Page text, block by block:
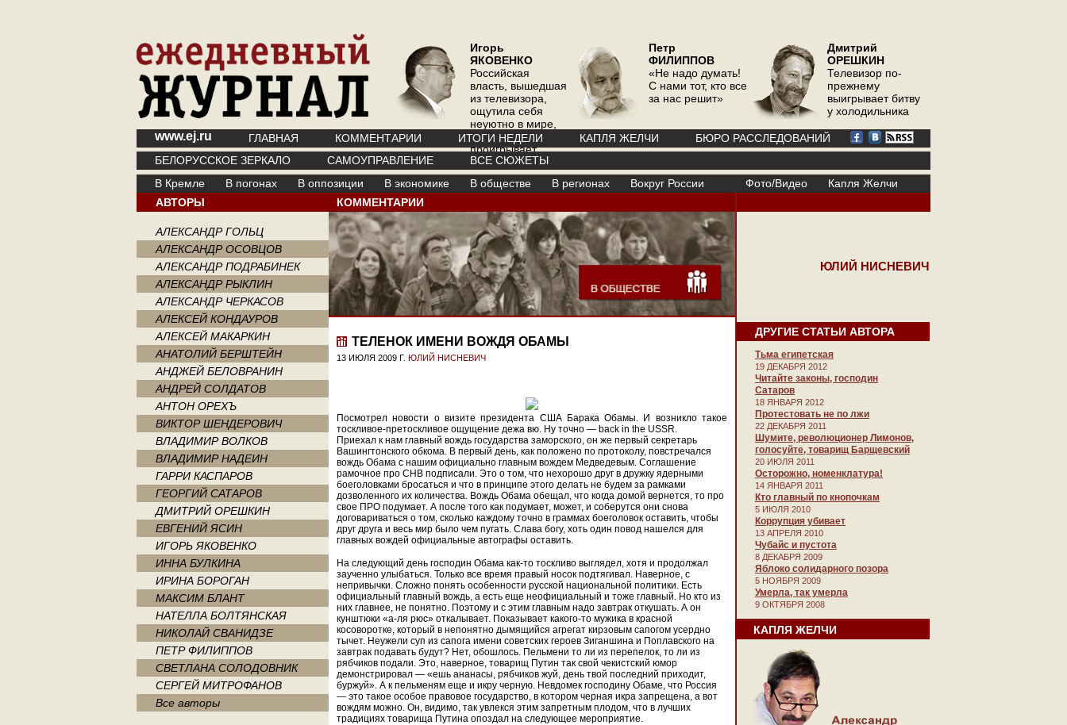
Игорь
ЯКОВЕНКО
Российская
власть, вышедшая
из телевизора,
ощутила себя
неуютно в мире,
где телевизор
проигрывает
интернету
Петр
ФИЛИППОВ
«Не надо думать!
С нами тот, кто все
за нас решит»
Дмитрий
ОРЕШКИН
Телевизор по-
прежнему
выигрывает битву
у холодильника
www.ej.ru ГЛАВНАЯ КОММЕНТАРИИ ИТОГИ НЕДЕЛИ КАПЛЯ ЖЕЛЧИ
БЮРО РАССЛЕДОВАНИЙ
БЕЛОРУССКОЕ ЗЕРКАЛО
САМОУПРАВЛЕНИЕ
ВСЕ СЮЖЕТЫ
В Кремле
В погонах В оппозиции В экономике В обществе В регионах Вокруг России Фото/Видео
Капля Желчи
АВТОРЫ
АЛЕКСАНДР ГОЛЬЦ
АЛЕКСАНДР ОСОВЦОВ
АЛЕКСАНДР ПОДРАБИНЕК
АЛЕКСАНДР РЫКЛИН
АЛЕКСАНДР ЧЕРКАСОВ
АЛЕКСЕЙ КОНДАУРОВ
АЛЕКСЕЙ МАКАРКИН
АНАТОЛИЙ БЕРШТЕЙН
АНДЖЕЙ БЕЛОВРАНИН
АНДРЕЙ СОЛДАТОВ
АНТОН ОРЕХЪ
ВИКТОР ШЕНДЕРОВИЧ
ВЛАДИМИР ВОЛКОВ
ВЛАДИМИР НАДЕИН
ГАРРИ КАСПАРОВ
ГЕОРГИЙ САТАРОВ
ДМИТРИЙ ОРЕШКИН
ЕВГЕНИЙ ЯСИН
ИГОРЬ ЯКОВЕНКО
ИННА БУЛКИНА
ИРИНА БОРОГАН
МАКСИМ БЛАНТ
НАТЕЛЛА БОЛТЯНСКАЯ
НИКОЛАЙ СВАНИДЗЕ
ПЕТР ФИЛИППОВ
СВЕТЛАНА СОЛОДОВНИК
СЕРГЕЙ МИТРОФАНОВ
Все авторы
КОММЕНТАРИИ
ТЕЛЕНОК ИМЕНИ ВОЖДЯ ОБАМЫ
13 ИЮЛЯ 2009 Г. ЮЛИЙ НИСНЕВИЧ
Посмотрел новости о визите президента США Барака Обамы. И возникло такое
тоскливое-претоскливое ощущение дежа вю. Ну точно — back in the USSR.
Приехал к нам главный вождь государства заморского, он же первый секретарь
Вашингтонского обкома. В первый день, как положено по протоколу, повстречался
вождь Обама с нашим официально главным вождем Медведевым. Соглашение
рамочное про СНВ подписали. Это о том, что нехорошо друг в дружку ядерными
боеголовками бросаться и что в принципе этого делать не будем за рамками
дозволенного их количества. Вождь Обама обещал, что когда домой вернется, то про
свое ПРО подумает. А после того как подумает, может, и соберутся они снова
договариваться о том, сколько каждому точно в граммах боеголовок оставить, чтобы
друг друга и весь мир было чем пугать. Слава богу, хоть один повод нашелся для
главных вождей официальные автографы оставить.
На следующий день господин Обама как-то тоскливо выглядел, хотя и продолжал
заученно улыбаться. Только все время правый носок подтягивал. Наверное, с
непривычки. Сложно понять особенности русской национальной политики. Есть
официальный главный вождь, а есть еще неофициальный и тоже главный. Но кто из
них главнее, не понятно. Поэтому и с этим главным надо завтрак откушать. А он
кунштюки «а-ля рюс» откалывает. Показывает какого-то мужика в красной
косоворотке, который в непонятно дымящийся агрегат кирзовым сапогом усердно
тычет. Неужели суп из сапога имени советских героев Зиганшина и Поплавского на
завтрак подавать будут? Нет, обошлось. Пельмени то ли из перепелок, то ли из
рябчиков подали. Это, наверное, товарищ Путин так свой чекистский юмор
демонстрировал — «ешь ананасы, рябчиков жуй, день твой последний приходит,
буржуй». А к пельменям еще и икру черную. Невдомек господину Обаме, что Россия
— это такое особое правовое государство, в котором черная икра запрещена, а вот
вождям можно. Он, видимо, так увлекся этим запретным плодом, что в лучших
традициях товарища Путина опоздал на следующее мероприятие.
ЮЛИЙ НИСНЕВИЧ
ДРУГИЕ СТАТЬИ АВТОРА
Тьма египетская
19 ДЕКАБРЯ 2012
Читайте законы, господин
Сатаров
18 ЯНВАРЯ 2012
Протестовать не по лжи
22 ДЕКАБРЯ 2011
Шумите, революционер Лимонов,
голосуйте, товарищ Барщевский
20 ИЮЛЯ 2011
Осторожно, номенклатура!
14 ЯНВАРЯ 2011
Кто главный по кнопочкам
5 ИЮЛЯ 2010
Коррупция убивает
13 АПРЕЛЯ 2010
Чубайс и пустота
8 ДЕКАБРЯ 2009
Яблоко солидарного позора
5 НОЯБРЯ 2009
Умерла, так умерла
9 ОКТЯБРЯ 2008
КАПЛЯ ЖЕЛЧИ